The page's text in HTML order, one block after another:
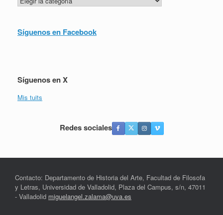
Síguenos en Facebook
Síguenos en X
Mis tuits
Redes sociales
Contacto: Departamento de Historia del Arte, Facultad de Filosofa
y Letras, Universidad de Valladolid, Plaza del Campus, s/n, 47011
- Valladolid miguelangel.zalama@uva.es